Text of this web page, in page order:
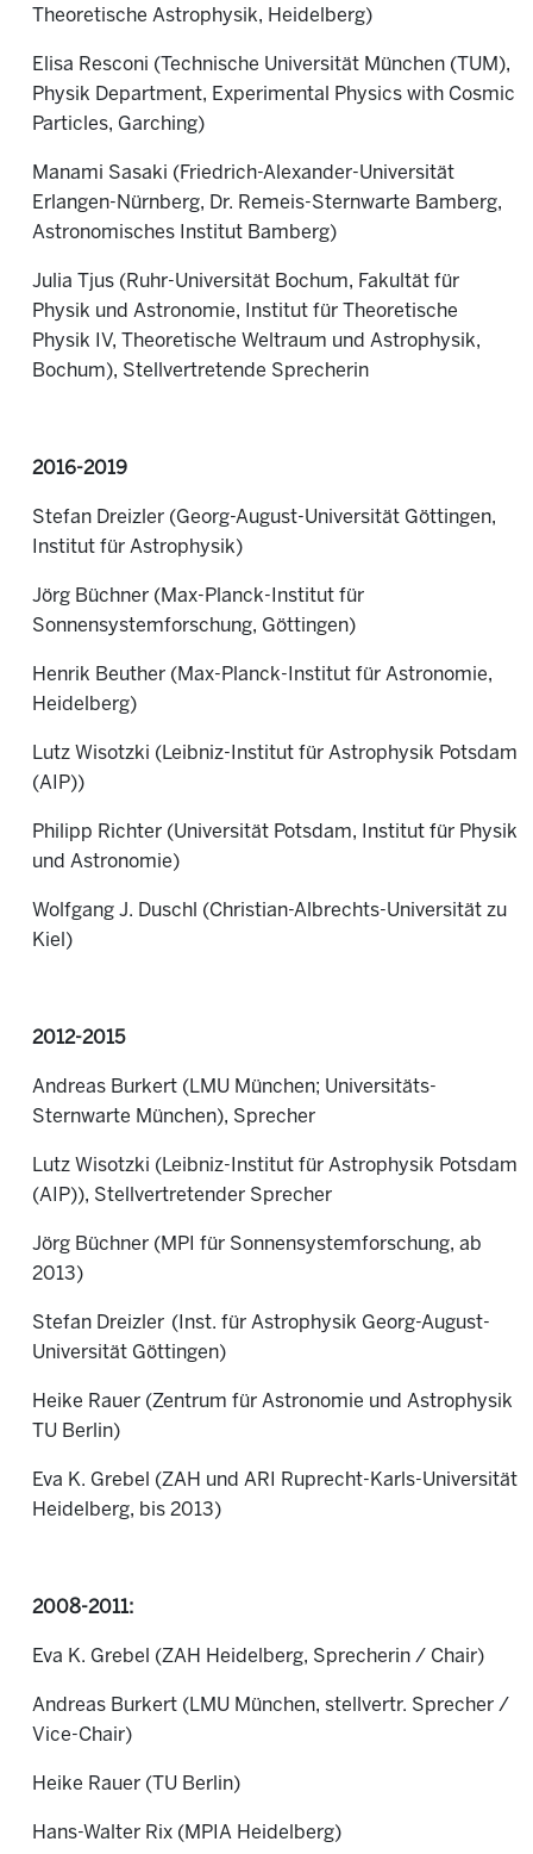
Theoretische Astrophysik, Heidelberg)
Elisa Resconi (
Technische Universität München (TUM),
Physik Department, Experimental Physics with Cosmic
Particles, Garching)
Manami Sasaki ( Friedrich-Alexander-Universität
Erlangen-Nürnberg, Dr. Remeis-Sternwarte Bamberg,
Astronomisches Institut Bamberg)
Julia Tjus ( Ruhr-Universität Bochum, Fakultät für
Physik und Astronomie, Institut für Theoretische
Physik IV, Theoretische Weltraum und Astrophysik,
Bochum), Stellvertretende Sprecherin
2016-2019
Stefan Dreizler (Georg-August-Universität Göttingen,
Institut für Astrophysik)
Jörg Büchner (Max-Planck-Institut für
Sonnensystemforschung, Göttingen)
Henrik Beuther (Max-Planck-Institut für Astronomie,
Heidelberg)
Lutz Wisotzki (Leibniz-Institut für Astrophysik Potsdam
(AIP))
Philipp Richter (Universität Potsdam, Institut für Physik
und Astronomie)
Wolfgang J. Duschl (Christian-Albrechts-Universität zu
Kiel)
2012-2015
Andreas Burkert (LMU München; Universitäts-
Sternwarte München), Sprecher
Lutz Wisotzki (Leibniz-Institut für Astrophysik Potsdam
(AIP)), Stellvertretender Sprecher
Jörg Büchner (MPI für Sonnensystemforschung, ab
2013)
Stefan Dreizler (Inst. für Astrophysik Georg-August-
Universität Göttingen)
Heike Rauer (Zentrum für Astronomie und Astrophysik
TU Berlin)
Eva K. Grebel (ZAH und ARI Ruprecht-Karls-Universität
Heidelberg, bis 2013)
2008-2011:
Eva K. Grebel (ZAH Heidelberg, Sprecherin / Chair)
Andreas Burkert (LMU München, stellvertr. Sprecher /
Vice-Chair)
Heike Rauer (TU Berlin)
Hans-Walter Rix (MPIA Heidelberg)